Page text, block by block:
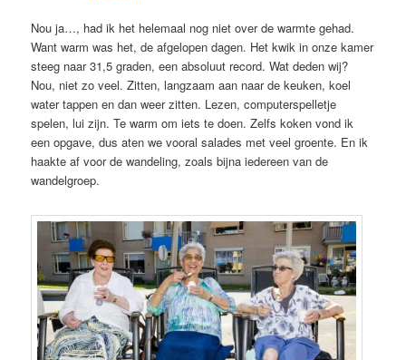
Nou ja…, had ik het helemaal nog niet over de warmte gehad.
Want warm was het, de afgelopen dagen. Het kwik in onze kamer
steeg naar 31,5 graden, een absoluut record. Wat deden wij?
Nou, niet zo veel. Zitten, langzaam aan naar de keuken, koel
water tappen en dan weer zitten. Lezen, computerspelletje
spelen, lui zijn. Te warm om iets te doen. Zelfs koken vond ik
een opgave, dus aten we vooral salades met veel groente. En ik
haakte af voor de wandeling, zoals bijna iedereen van de
wandelgroep.